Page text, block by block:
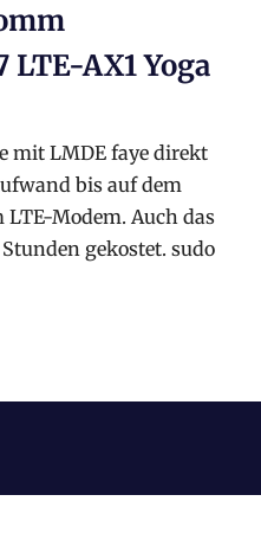
LTE-AX1 Yoga
mit LMDE faye direkt
bis auf dem
Modem. Auch das
gekostet. sudo